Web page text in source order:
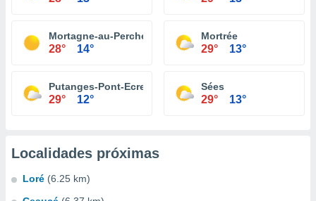
Mortagne-au-Perche
28° 14°
Mortrée
29° 13°
Putanges-Pont-Ecrepin
29° 12°
Sées
29° 13°
Localidades próximas
Loré (6.25 km)